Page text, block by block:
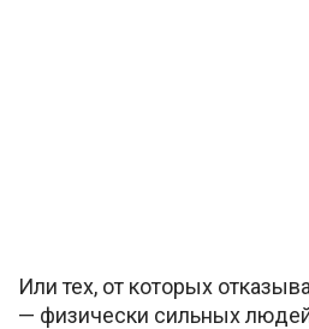
Или тех, от которых
— физически сильных